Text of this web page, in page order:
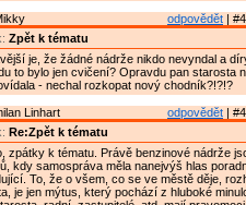
odpovědět |
Zpět k tématu
je, že žádné nádrže nikdo nevyndal a
to bylo jen cvičení? Opravdu pan starosta
- nechal rozkopat nový chodník?!?!?
odpovědět |
Linhart
Re:Zpět k tématu
zpátky k tématu. Právě benzinové nádrže
kdy samospráva měla nanejvýš hlas
To, že o všem, co se ve městě děje,
je jen mýtus, který pochází z hluboké